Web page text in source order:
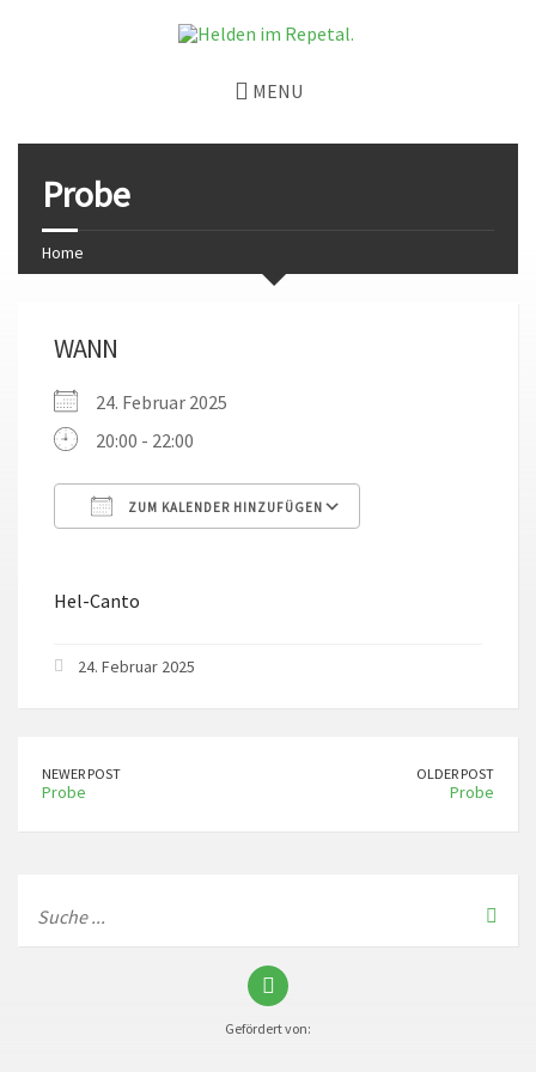
MENU
Probe
Home
WANN
24. Februar 2025
20:00 - 22:00
ZUM KALENDER HINZUFÜGEN
Hel-Canto
24. Februar 2025
NEWER POST
Probe
OLDER POST
Probe
Gefördert von: